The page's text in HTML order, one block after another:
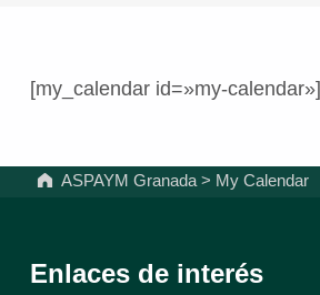
[my_calendar id=»my-calendar»]
ASPAYM Granada > My Calendar
Enlaces de interés